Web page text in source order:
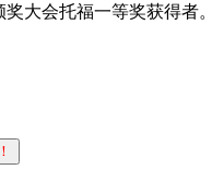
奖大会托福一等奖获得者